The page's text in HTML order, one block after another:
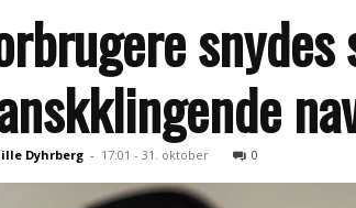
Dyhrberg - 17:01 - 31. oktober 0